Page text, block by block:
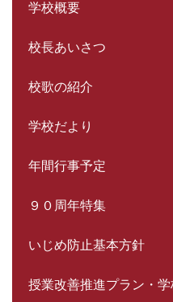
学校概要
校長あいさつ
校歌の紹介
学校だより
年間行事予定
９０周年特集
いじめ防止基本方針
授業改善推進プラン・学